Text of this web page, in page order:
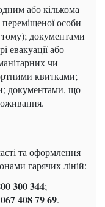
або кількома
особи
документами
евакуації або
чи
квитками;
документами, що
та оформлення
гарячих ліній:
300 344;
067 408 79 69.